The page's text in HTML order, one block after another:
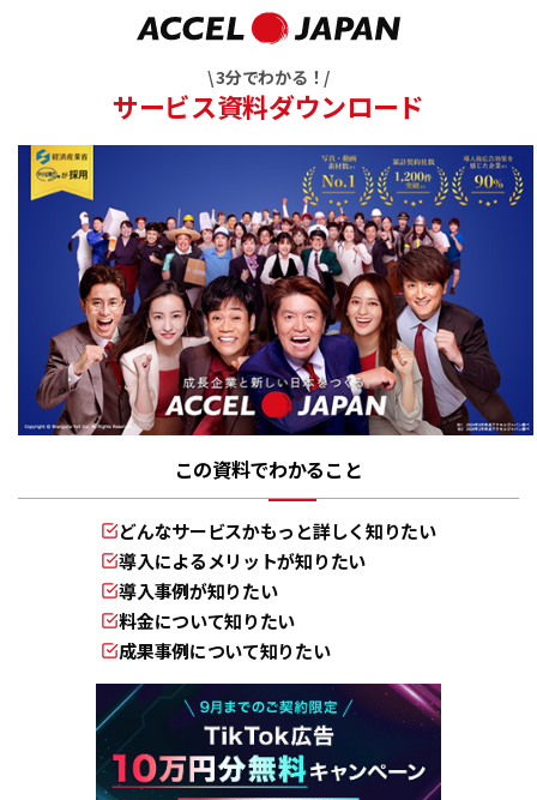
\ 3分でわかる！/
サービス資料ダウンロード
この資料でわかること
どんなサービスかもっと詳しく知りたい
導入によるメリットが知りたい
導入事例が知りたい
料金について知りたい
成果事例について知りたい